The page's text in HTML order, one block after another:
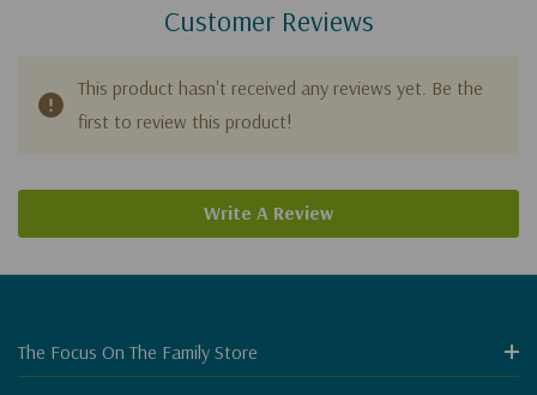
Customer Reviews
This product hasn't received any reviews yet. Be the
first to review this product!
Write A Review
The Focus On The Family Store